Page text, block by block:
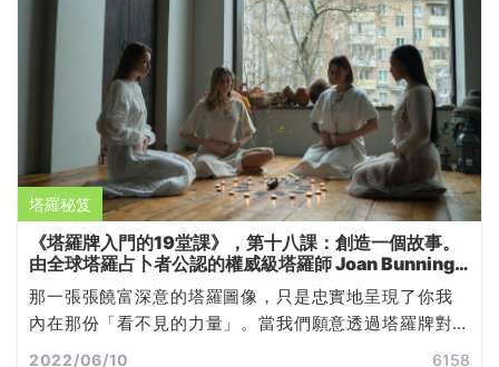
塔羅秘笈
《塔羅牌入門的19堂課》，第十八課：創造一個故事。
由全球塔羅占卜者公認的權威級塔羅師 Joan Bunning
所撰寫
那一張張饒富深意的塔羅圖像，只是忠實地呈現了你我
內在那份「看不見的力量」。當我們願意透過塔羅牌對
自己的心靈運作有更深的覺知，無論未來發展是否如預
2022/06/10 6158